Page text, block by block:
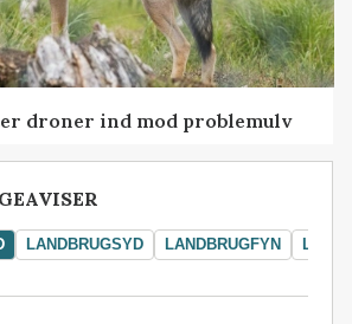
droner ind mod problemulv
LANDBRUGSYD LANDBRUGFYN